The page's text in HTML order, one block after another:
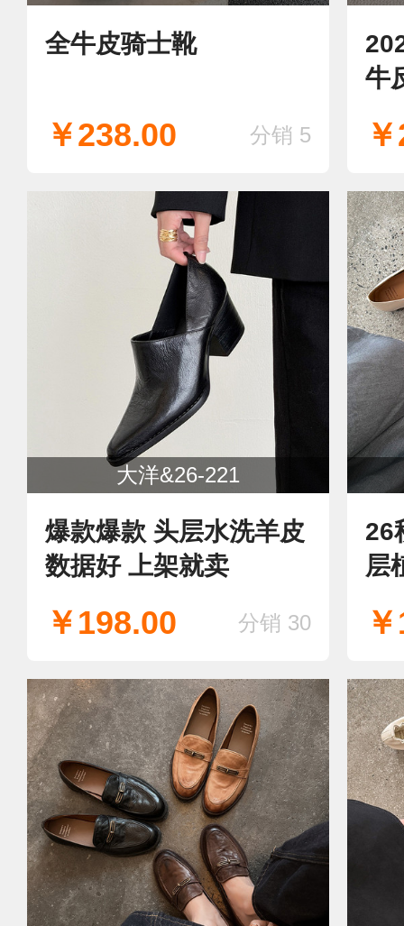
全牛皮骑士靴
￥238.00 分销 5
牛
大洋&26-221
爆款爆款 头层水洗羊皮
数据好 上架就卖
￥198.00 分销 30
26
层